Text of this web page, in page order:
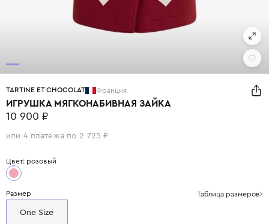
TARTINE ET CHOCOLAT Франция
ИГРУШКА МЯГКОНАБИВНАЯ ЗАЙКА
10 900 ₽
или 4 платежа по 2 725 ₽
Цвет: розовый
Размер Таблица размеров
One Size